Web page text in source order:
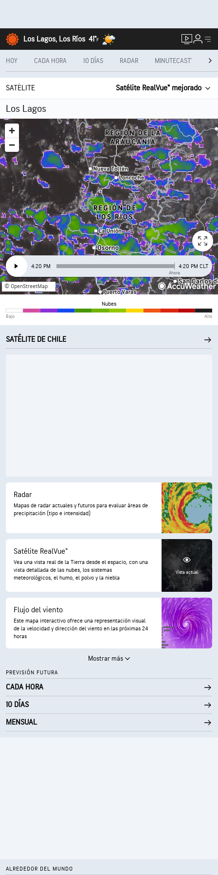
Los Lagos, Los Ríos 41°F
HOY CADA HORA 10 DÍAS RADAR MINUTECAST®
SATÉLITE Satélite RealVue™ mejorado
Los Lagos
4:20 PM
Ahora
4:20 PM CLT
© OpenStreetMap
Nubes
Bajo Alto
SATÉLITE DE CHILE
Radar
Mapas de radar actuales y futuros para evaluar áreas de
precipitación (tipo e intensidad)
Satélite RealVue™
Vea una vista real de la Tierra desde el espacio, con una
vista detallada de las nubes, los sistemas
meteorológicos, el humo, el polvo y la niebla
Vista actual
Flujo del viento
Este mapa interactivo ofrece una representación visual
de la velocidad y dirección del viento en las próximas 24
horas
Mostrar más
PREVISIÓN FUTURA
CADA HORA
10 DÍAS
MENSUAL
ALREDEDOR DEL MUNDO